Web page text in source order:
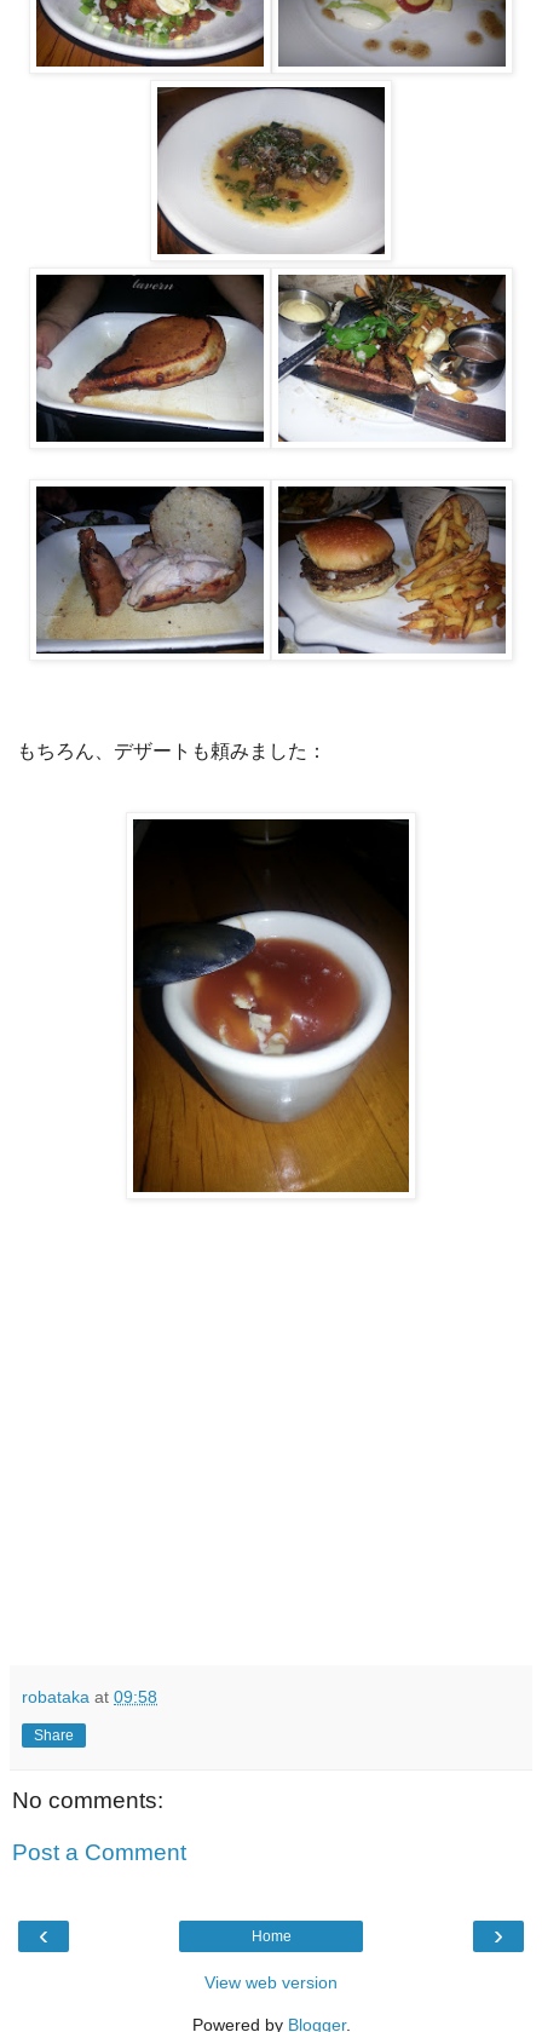
もちろん、デザートも頼みました：
robataka at 09:58
Share
No comments:
Post a Comment
‹ ›
Home
View web version
Powered by Blogger.